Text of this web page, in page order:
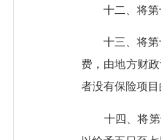
十二、将第十
十三、将第十
费，由地方财
者没有保险项
十四、将第十